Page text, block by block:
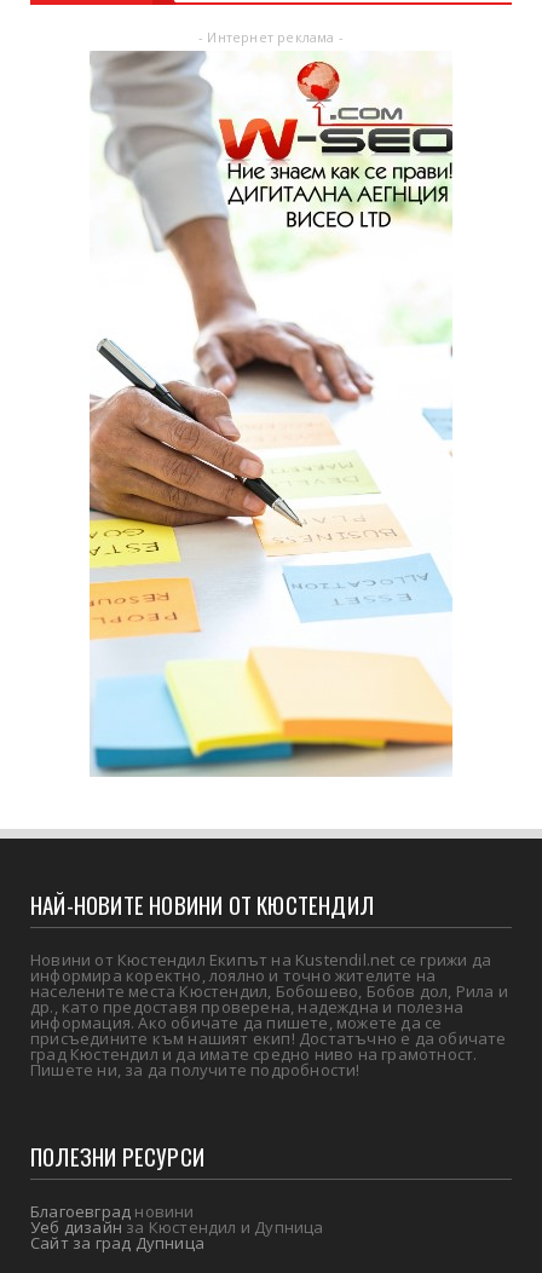
- Интернет реклама -
НАЙ-НОВИТЕ НОВИНИ ОТ КЮСТЕНДИЛ
Новини от Кюстендил Екипът на Kustendil.net се грижи да
информира коректно, лоялно и точно жителите на
населените места Кюстендил, Бобошево, Бобов дол, Рила и
др., като предоставя проверена, надеждна и полезна
информация. Ако обичате да пишете, можете да се
присъедините към нашият екип! Достатъчно е да обичате
град Кюстендил и да имате средно ниво на грамотност.
Пишете ни, за да получите подробности!
ПОЛЕЗНИ РЕСУРСИ
Благоевград новини
Уеб дизайнза Кюстендил и Дупница
Сайт за град Дупница